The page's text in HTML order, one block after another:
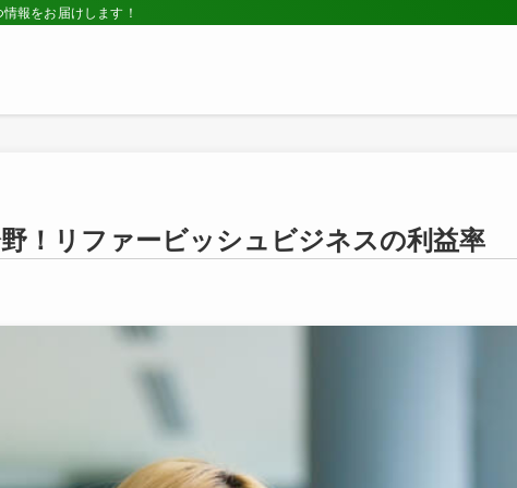
報をお届けします！
！リファービッシュビジネスの利益率